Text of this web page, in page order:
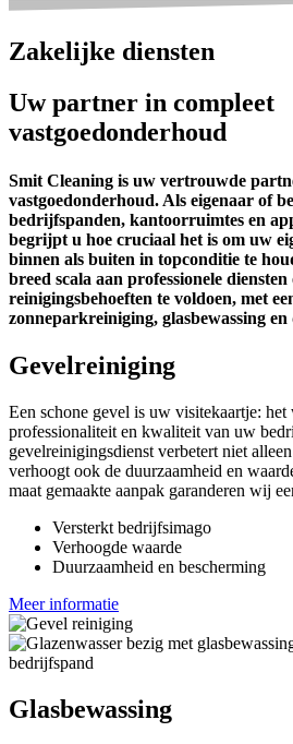
Zakelijke diensten
Uw partner in compleet
vastgoedonderhoud
Smit Cleaning is uw vertrouwde
vastgoedonderhoud. Als eigenaar of
bedrijfspanden, kantoorruimtes en
begrijpt u hoe cruciaal het is om uw
binnen als buiten in topconditie te
breed scala aan professionele
reinigingsbehoeften te voldoen, met
zonneparkreiniging, glasbewassing
Gevelreiniging
Een schone gevel is uw visitekaartje: het
professionaliteit en kwaliteit van uw
gevelreinigingsdienst verbetert niet
verhoogt ook de duurzaamheid en
maat gemaakte aanpak garanderen wij
Versterkt bedrijfsimago
Verhoogde waarde
Duurzaamheid en bescherming
Meer informatie
Glasbewassing